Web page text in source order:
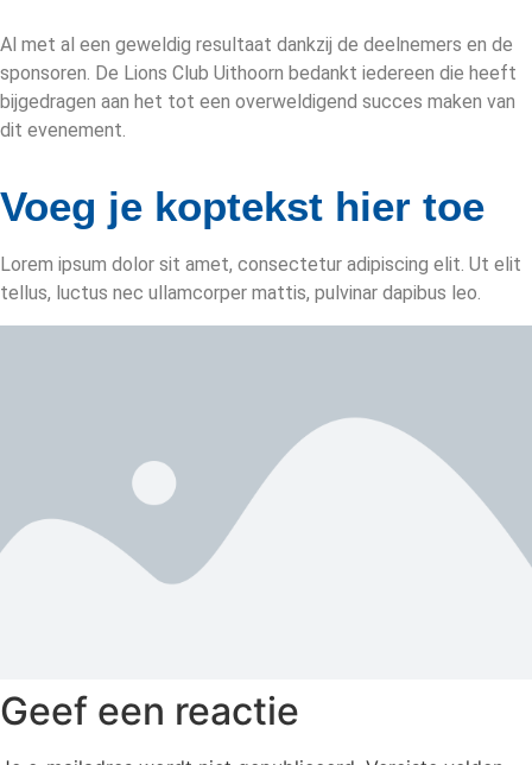
Al met al een geweldig resultaat dankzij de deelnemers en de
sponsoren. De Lions Club Uithoorn bedankt iedereen die heeft
bijgedragen aan het tot een overweldigend succes maken van
dit evenement.
Voeg je koptekst hier toe
Lorem ipsum dolor sit amet, consectetur adipiscing elit. Ut elit
tellus, luctus nec ullamcorper mattis, pulvinar dapibus leo.
Geef een reactie